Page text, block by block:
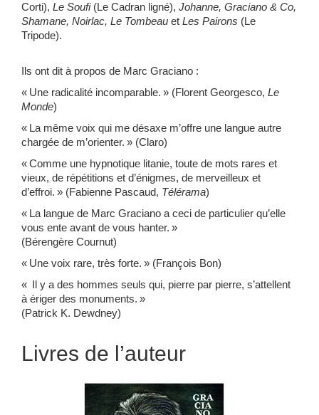
Corti), Le Soufi(Le Cadran ligné), Johanne, Graciano & Co,
Shamane, Noirlac, Le Tombeau et Les Pairons (Le
Tripode).
Ils ont dit à propos de Marc Graciano :
« Une radicalité incomparable. » (Florent Georgesco, Le
Monde)
« La même voix qui me désaxe m’offre une langue autre
chargée de m’orienter. » (Claro)
« Comme une hypnotique litanie, toute de mots rares et
vieux, de répétitions et d’énigmes, de merveilleux et
d’effroi. » (Fabienne Pascaud, Télérama)
« La langue de Marc Graciano a ceci de particulier qu’elle
vous ente avant de vous hanter. »
(Bérengère Cournut)
« Une voix rare, très forte. » (François Bon)
« Il y a des hommes seuls qui, pierre par pierre, s’attellent
à ériger des monuments. »
(Patrick K. Dewdney)
Livres de l’auteur